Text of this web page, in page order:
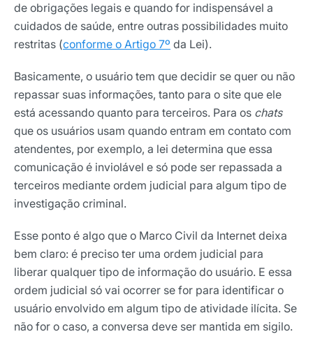
de obrigações legais e quando for indispensável a
cuidados de saúde, entre outras possibilidades muito
restritas (conforme o Artigo 7º da Lei).
Basicamente, o usuário tem que decidir se quer ou não
repassar suas informações, tanto para o site que ele
está acessando quanto para terceiros. Para os chats
que os usuários usam quando entram em contato com
atendentes, por exemplo, a lei determina que essa
comunicação é inviolável e só pode ser repassada a
terceiros mediante ordem judicial para algum tipo de
investigação criminal.
Esse ponto é algo que o Marco Civil da Internet deixa
bem claro: é preciso ter uma ordem judicial para
liberar qualquer tipo de informação do usuário. E essa
ordem judicial só vai ocorrer se for para identificar o
usuário envolvido em algum tipo de atividade ilícita. Se
não for o caso, a conversa deve ser mantida em sigilo.